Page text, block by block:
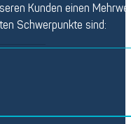
Kunden einen
Schwerpunkte sind: